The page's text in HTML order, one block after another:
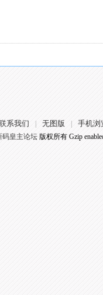
联系我们 无图版 手机浏
码皇主论坛版权所有 Gzip